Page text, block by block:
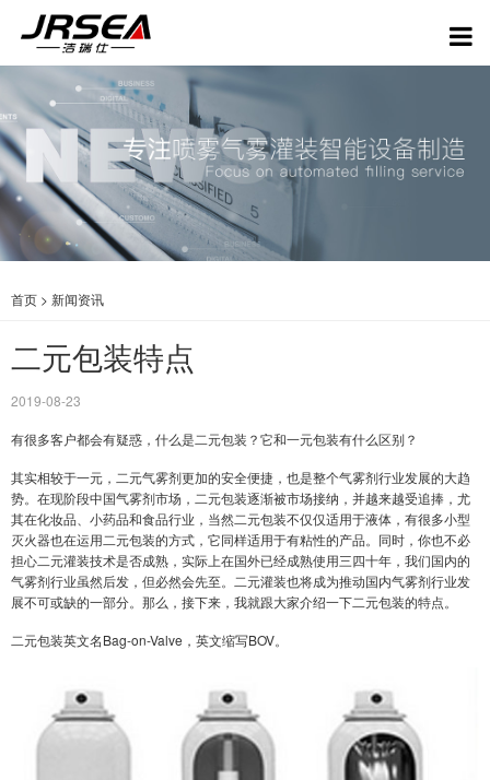
首页 > 新闻资讯
二元包装特点
2019-08-23
有很多客户都会有疑惑，什么是二元包装？它和一元包装有什么区别？
其实相较于一元，二元气雾剂更加的安全便捷，也是整个气雾剂行业发展的大趋
势。在现阶段中国气雾剂市场，二元包装逐渐被市场接纳，并越来越受追捧，尤
其在化妆品、小药品和食品行业，当然二元包装不仅仅适用于液体，有很多小型
灭火器也在运用二元包装的方式，它同样适用于有粘性的产品。同时，你也不必
担心二元灌装技术是否成熟，实际上在国外已经成熟使用三四十年，我们国内的
气雾剂行业虽然后发，但必然会先至。二元灌装也将成为推动国内气雾剂行业发
展不可或缺的一部分。那么，接下来，我就跟大家介绍一下二元包装的特点。
二元包装英文名Bag-on-Valve，英文缩写BOV。